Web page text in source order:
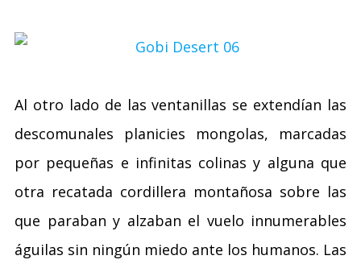
Al otro lado de las ventanillas se extendían las
descomunales planicies mongolas, marcadas
por pequeñas e infinitas colinas y alguna que
otra recatada cordillera montañosa sobre las
que paraban y alzaban el vuelo innumerables
águilas sin ningún miedo ante los humanos. Las